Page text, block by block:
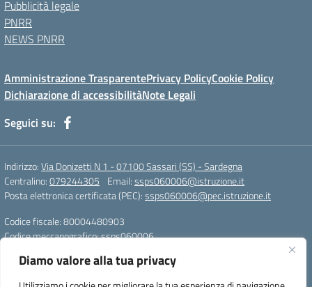
Diamo valore alla tua privacy
Pubblicità legale
PNRR
NEWS PNRR
Amministrazione TrasparentePrivacy PolicyCookie Policy
Dichiarazione di accessibilitàNote Legali
Seguici su:
Indirizzo:Via Donizetti N 1 - 07100 Sassari (SS) - Sardegna
Centralino:079244305 Email:ssps060006@istruzione.it
Posta elettronica certificata (PEC):ssps060006@pec.istruzione.it
Codice fiscale: 80004480903
Codice meccanografico:ssps060006
Codice unico di fatturazione (CUF): UFZDAC